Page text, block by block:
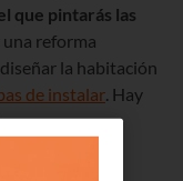
que pintarás las
una reforma
la habitación
de instalar. Hay